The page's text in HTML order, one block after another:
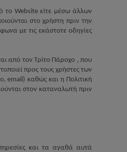
το Websiteείτε μέσω άλλων
στο χρήστη πριν την
με τις εκάστοτε οδηγίες
από τον Τρίτο Πάροχο , που
προς τους χρήστες των
email) καθώς και η Πολιτική
στον καταναλωτή πριν
και τα αγαθά αυτά